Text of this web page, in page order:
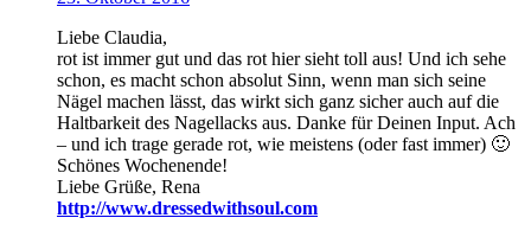
Liebe Claudia,
rot ist immer gut und das rot hier sieht toll aus! Und ich sehe
schon, es macht schon absolut Sinn, wenn man sich seine
Nägel machen lässt, das wirkt sich ganz sicher auch auf die
Haltbarkeit des Nagellacks aus. Danke für Deinen Input. Ach
– und ich trage gerade rot, wie meistens (oder fast immer) 🙂
Schönes Wochenende!
Liebe Grüße, Rena
http://www.dressedwithsoul.com